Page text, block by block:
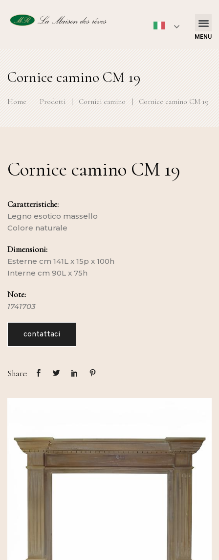
MENU
Cornice camino CM 19
Home | Prodotti | Cornici camino | Cornice camino CM 19
Cornice camino CM 19
Caratteristiche:
Legno esotico massello
Colore naturale
Dimensioni:
Esterne cm 141L x 15p x 100h
Interne cm 90L x 75h
Note:
1741703
contattaci
Share: